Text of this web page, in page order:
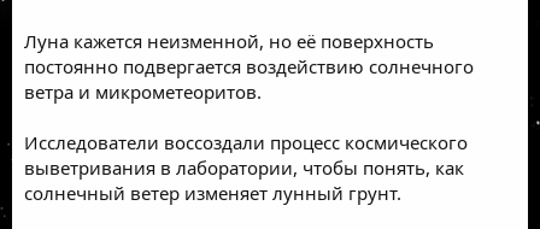
Луна кажется неизменной, но её поверхность
постоянно подвергается воздействию солнечного
ветра и микрометеоритов.
Исследователи воссоздали процесс космического
выветривания в лаборатории, чтобы понять, как
солнечный ветер изменяет лунный грунт.